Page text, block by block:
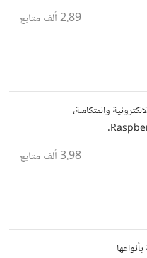
2.89 ألف متابع
والمتكاملة،
3.98 ألف متابع